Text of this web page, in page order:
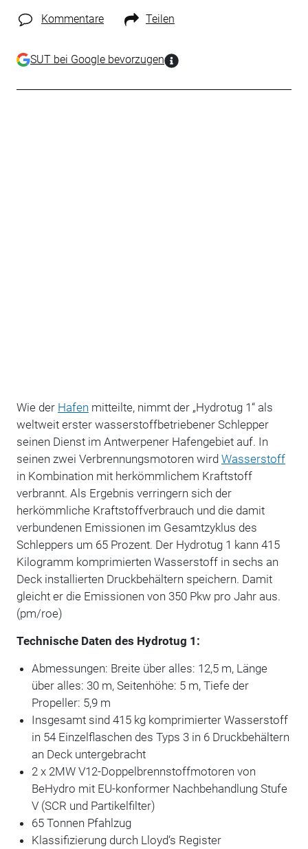
Kommentare Teilen
SUT bei Google bevorzugen
Wie der Hafen mitteilte, nimmt der „Hydrotug 1“ als
weltweit erster wasserstoffbetriebener Schlepper
seinen Dienst im Antwerpener Hafengebiet auf. In
seinen zwei Verbrennungsmotoren wird Wasserstoff
in Kombination mit herkömmlichem Kraftstoff
verbrannt. Als Ergebnis verringern sich der
herkömmliche Kraftstoffverbrauch und die damit
verbundenen Emissionen im Gesamtzyklus des
Schleppers um 65 Prozent. Der Hydrotug 1 kann 415
Kilogramm komprimierten Wasserstoff in sechs an
Deck installierten Druckbehältern speichern. Damit
gleicht er die Emissionen von 350 Pkw pro Jahr aus.
(pm/roe)
Technische Daten des Hydrotug 1:
Abmessungen: Breite über alles: 12,5 m, Länge
über alles: 30 m, Seitenhöhe: 5 m, Tiefe der
Propeller: 5,9 m
Insgesamt sind 415 kg komprimierter Wasserstoff
in 54 Einzelflaschen des Typs 3 in 6 Druckbehältern
an Deck untergebracht
2 x 2MW V12-Doppelbrennstoffmotoren von
BeHydro mit EU-konformer Nachbehandlung Stufe
V (SCR und Partikelfilter)
65 Tonnen Pfahlzug
Klassifizierung durch Lloyd‘s Register